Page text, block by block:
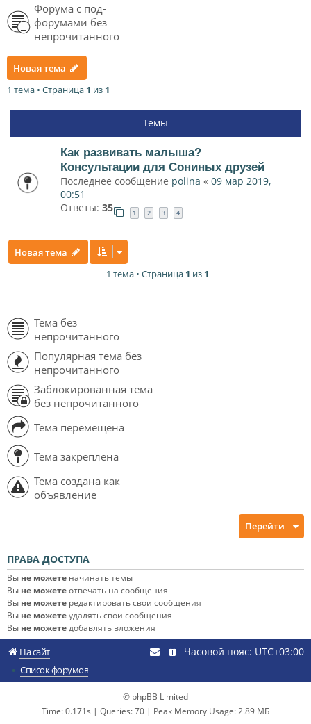
Форума с под-
форумами без
непрочитанного
Новая тема
1 тема • Страница 1 из 1
Темы
Как развивать малыша?
Консультации для Сониных друзей
Последнее сообщение polina « 09 мар 2019,
00:51
Ответы: 35 1 2 3 4
Новая тема
1 тема • Страница 1 из 1
Тема без
непрочитанного
Популярная тема без
непрочитанного
Заблокированная тема
без непрочитанного
Тема перемещена
Тема закреплена
Тема создана как
объявление
Перейти
ПРАВА ДОСТУПА
Вы не можете начинать темы
Вы не можетеотвечать на сообщения
Вы не можете редактировать свои сообщения
Вы не можетеудалять свои сообщения
Вы не можетедобавлять вложения
На сайт
Список форумов
Часовой пояс: UTC+03:00
© phpBB Limited
Time: 0.171s | Queries: 70 | Peak Memory Usage: 2.89 МБ